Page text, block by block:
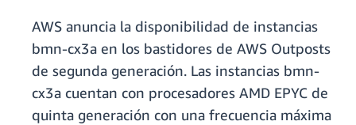
AWS anuncia la disponibilidad de instancias
bmn-cx3a en los bastidores de AWS Outposts
de segunda generación. Las instancias bmn-
cx3a cuentan con procesadores AMD EPYC de
quinta generación con una frecuencia máxima